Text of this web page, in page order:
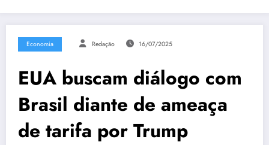
Economia Redação 16/07/2025
EUA buscam diálogo com
Brasil diante de ameaça
de tarifa por Trump